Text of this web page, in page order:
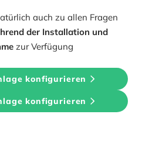
auch zu allen Fragen
der Installation und
zur Verfügung
konfigurieren
konfigurieren